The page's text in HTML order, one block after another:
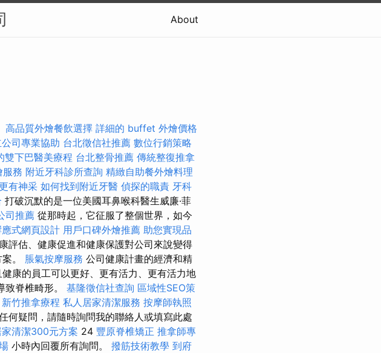
About
高品質外燴餐飲選擇 詳細的 buffet 外燴價格
司專業協助 台北徵信社推薦 數位行銷策略
雙下巴醫美療程 台北整骨推薦 傳統整復推拿
服務 附近牙科診所查詢 精緻自助餐外燴料理
有神采 如何找到附近牙醫 偵探的職責 牙科
打破沉默的是一位美國耳鼻喉科醫生威廉·菲
司推薦 從那時起，它征服了整個世界，如今
應式網頁設計 用戶口碑外燴推薦 助您實現品
評估、健康促進和健康保護對公司來說變得
。 脹氣按摩服務 公司健康計畫的經濟和精
康的員工可以更好、更有活力、更有活力地
脊椎畸形。 基隆徵信社查詢 區域性SEO策
新竹推拿療程 私人居家清潔服務 按摩師執照
何疑問，請隨時詢問我的聯絡人或填寫此處
家清潔300元方案 24 豐原脊椎矯正 推拿師專
小時內回覆所有詢問。 撥筋技術教學 到府